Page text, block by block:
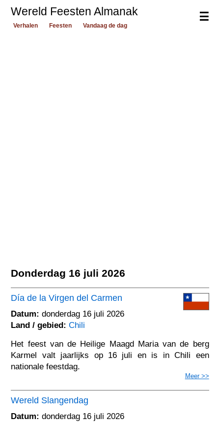
☰
Wereld Feesten Almanak
Verhalen Feesten Vandaag de dag
Donderdag 16 juli 2026
Día de la Virgen del Carmen
Datum: donderdag 16 juli 2026
Land / gebied: Chili
Het feest van de Heilige Maagd Maria van de berg
Karmel valt jaarlijks op 16 juli en is in Chili een
nationale feestdag.
Meer >>
Wereld Slangendag
Datum: donderdag 16 juli 2026